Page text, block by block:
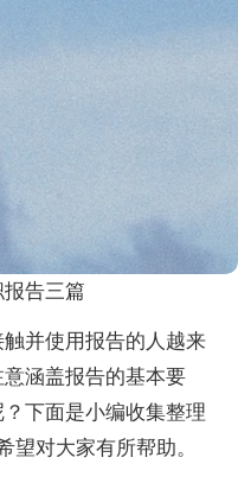
报告三篇
并使用报告的人越来
涵盖报告的基本要
下面是小编收集整理
望对大家有所帮助。